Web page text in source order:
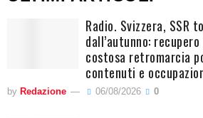
Radio. Svizzera, SSR
dall’autunno:
costosa retromarcia
contenuti e
by Redazione 06/08/2026 0